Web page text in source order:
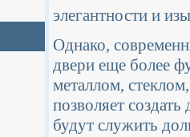
элегантности и
Однако,
двери еще более
металлом,
позволяет
будут служить